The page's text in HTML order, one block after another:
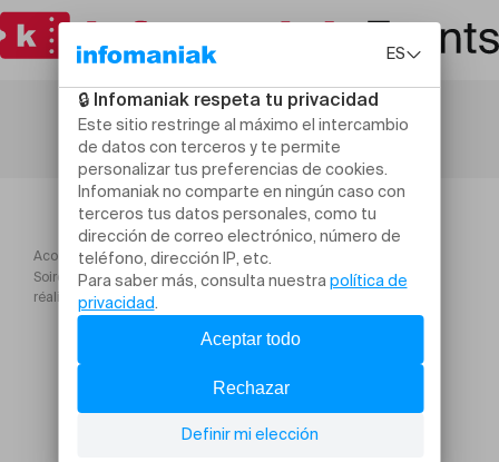
Acogida
Soirée projection "La révolution menstruelle" en présence de la
réalisatrice Mélissa Carlier